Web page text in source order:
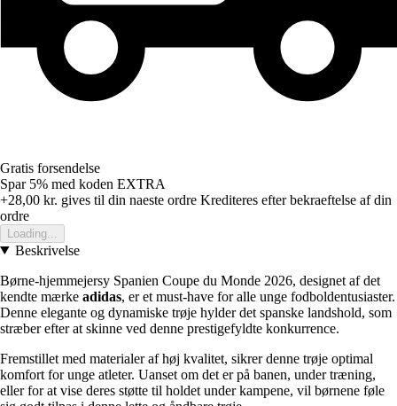
Gratis forsendelse
Spar 5% med koden EXTRA
+28,00 kr. gives til din naeste ordre Krediteres efter bekraeftelse af din
ordre
Loading...
Beskrivelse
Børne-hjemmejersy Spanien Coupe du Monde 2026, designet af det
kendte mærke adidas, er et must-have for alle unge fodboldentusiaster.
Denne elegante og dynamiske trøje hylder det spanske landshold, som
stræber efter at skinne ved denne prestigefyldte konkurrence.
Fremstillet med materialer af høj kvalitet, sikrer denne trøje optimal
komfort for unge atleter. Uanset om det er på banen, under træning,
eller for at vise deres støtte til holdet under kampene, vil børnene føle